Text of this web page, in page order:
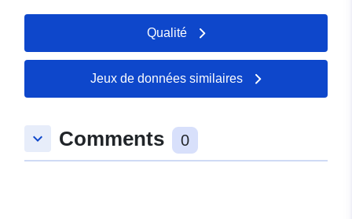
Qualité
Jeux de données similaires
keyboard_arrow_down Comments 0